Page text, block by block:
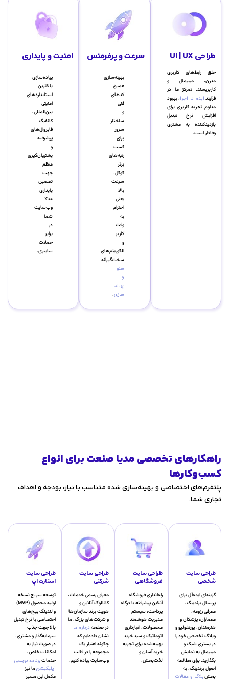
طراحی UI | UX
خلق رابط‌های کاربری
مدرن، مینیمال و
کاربرپسند. تمرکز ما در
فرآیند ایده تا اجرا، بهبود
مداوم تجربه کاربری برای
افزایش نرخ تبدیل
بازدیدکننده به مشتری
وفادار است.
سرعت و پرفرمنس
بهینه‌سازی
عمیق
کدهای
فنی
و
ساختار
سرور
برای
کسب
رتبه‌های
برتر
گوگل.
سرعت
بالا
یعنی
احترام
به
وقت
کاربر
و
الگوریتم‌های
سخت‌گیرانه
سئو
و
بهینه
سازی.
امنیت و پایداری
پیاده‌سازی
بالاترین
استانداردهای
امنیتی
بین‌المللی،
کانفیگ
فایروال‌های
پیشرفته
و
پشتیبان‌گیری
منظم
جهت
تضمین
پایداری
۱۰۰٪
وب‌سایت
شما
در
برابر
حملات
سایبری.
راهکارهای تخصصی مدیا صنعت برای انواع
کسب‌وکارها
پلتفرم‌های اختصاصی و بهینه‌سازی شده متناسب با نیاز، بودجه و اهداف
تجاری شما.
طراحی سایت
شخصی
گزینه‌ای ایده‌آل برای
پرسنال برندینگ،
معرفی رزومه،
معماران، پزشکان و
هنرمندان. پورتفولیو و
وبلاگ تخصصی خود را
در بستری شیک و
مینیمال به نمایش
بگذارید. برای مطالعه
اصول برندینگ، به
بخشبلاگ و مقالات
طراحی سایت
فروشگاهی
راه‌اندازی فروشگاه
آنلاین پیشرفته با درگاه
پرداخت، سیستم
مدیریت هوشمند
محصولات، انبارداری
اتوماتیک و سبد خرید
بهینه‌شده برای تجربه
خرید آسان و
لذت‌بخش.
طراحی سایت
شرکتی
معرفی رسمی خدمات،
کاتالوگ آنلاین و
هویت برند سازمان‌ها
و شرکت‌های بزرگ. ما
در صفحهدرباره ما
نشان داده‌ایم که
چگونه اعتبار یک
مجموعه را در قالب
وب‌سایت پیاده کنیم.
طراحی سایت
استارت اپ
توسعه سریع نسخه
اولیه محصول (MVP)
و لندینگ پیج‌های
اختصاصی با نرخ تبدیل
بالا جهت جذب
سرمایه‌گذار و مشتری.
در صورت نیاز به
امکانات خاص،
خدماتبرنامه نویسی
اپلیکیشنما نیز
مکمل این مسیر